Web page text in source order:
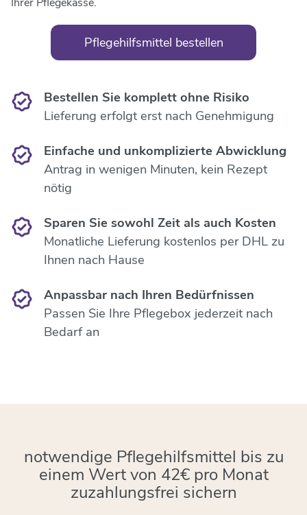
Pflegehilfsmittel bestellen
Bestellen Sie komplett ohne Risiko
Lieferung erfolgt erst nach Genehmigung
Einfache und unkomplizierte Abwicklung
Antrag in wenigen Minuten, kein Rezept
nötig
Sparen Sie sowohl Zeit als auch Kosten
Monatliche Lieferung kostenlos per DHL zu
Ihnen nach Hause
Anpassbar nach Ihren Bedürfnissen
Passen Sie Ihre Pflegebox jederzeit nach
Bedarf an
notwendige Pflegehilfsmittel bis zu
einem Wert von 42€ pro Monat
zuzahlungsfrei sichern